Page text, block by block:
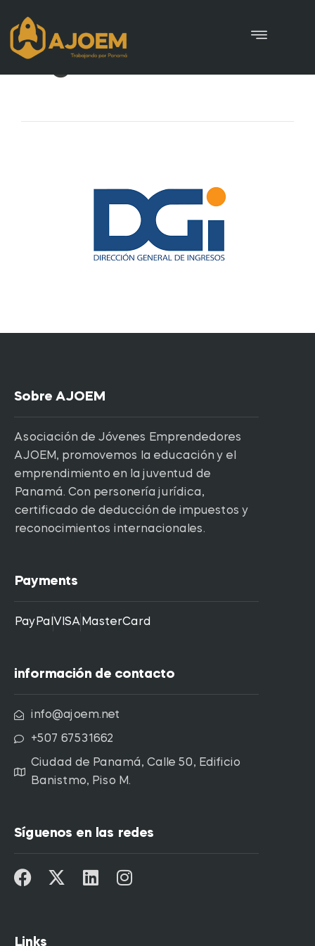
logo-DGI
Sobre AJOEM
Asociación de Jóvenes Emprendedores
AJOEM, promovemos la educación y el
emprendimiento en la juventud de
Panamá. Con personería jurídica,
certificado de deducción de impuestos y
reconocimientos internacionales.
Payments
PayPal VISA MasterCard
información de contacto
info@ajoem.net
+507 67531662
Ciudad de Panamá, Calle 50, Edificio
Banistmo, Piso M.
Síguenos en las redes
Links